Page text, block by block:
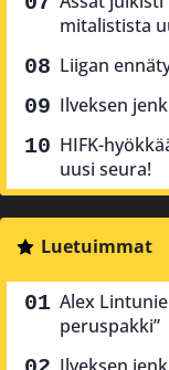
mitalistista
Liigan
Ilveksen
HIFK-
uusi seura!
Luetuimmat
Alex
peruspakki”